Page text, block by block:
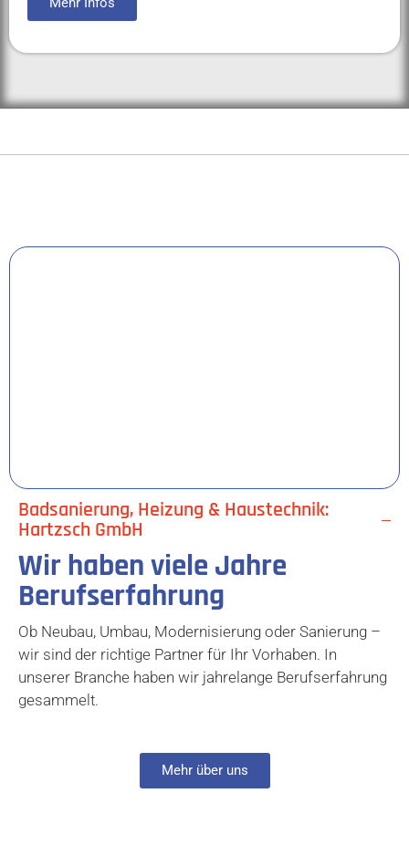
Badsanierung, Heizung & Haustechnik:
Hartzsch GmbH
Wir haben viele Jahre
Berufserfahrung
Ob Neubau, Umbau, Modernisierung oder Sanierung –
wir sind der richtige Partner für Ihr Vorhaben. In
unserer Branche haben wir jahrelange Berufserfahrung
gesammelt.
Mehr über uns